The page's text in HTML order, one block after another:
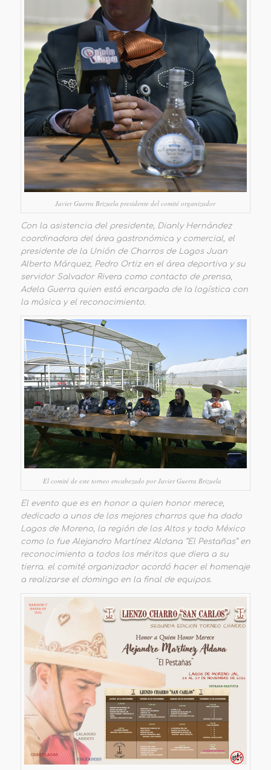
Javier Guerra Brizuela presidente del comité organizador
Con la asistencia del presidente, Dianly Hernández
coordinadora del área gastronómica y comercial, el
presidente de la Unión de Charros de Lagos Juan
Alberto Márquez, Pedro Ortiz en el área deportiva y su
servidor Salvador Rivera como contacto de prensa,
Adela Guerra quien está encargada de la logística con
la música y el reconocimiento.
El comité de este torneo encabezado por Javier Guerra Brizuela
El evento que es en honor a quien honor merece,
dedicado a unos de los mejores charros que ha dado
Lagos de Moreno, la región de los Altos y todo México
como lo fue Alejandro Martínez Aldana “El Pestañas” en
reconocimiento a todos los méritos que diera a su
tierra. el comité organizador acordó hacer el homenaje
a realizarse el domingo en la final de equipos.